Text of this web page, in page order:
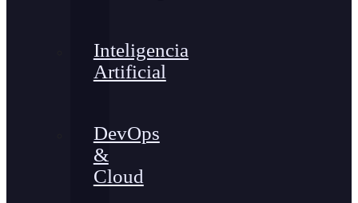
Inteligencia
Artificial
DevOps
&
Cloud